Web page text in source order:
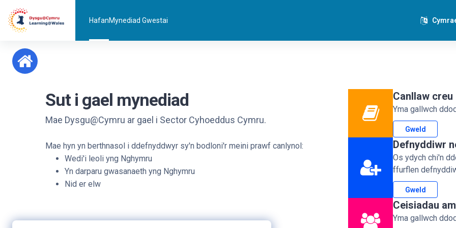
Mynd i'r prif gynnwys
HafanMynediad Gwestai
Sut i gael mynediad
Mae Dysgu@Cymru ar gael i Sector Cyhoeddus Cymru.
Mae hyn yn berthnasol i ddefnyddwyr sy'n bodloni'r meini prawf canlynol:
Wedi'i leoli yng Nghymru
Yn darparu gwasanaeth yng Nghymru
Nid er elw
Canllaw
Yma gallwch
Gweld
Defnyddiwr
Os ydych chi'n
ffurflen
Gweld
Ceisiadau
Yma gallwch